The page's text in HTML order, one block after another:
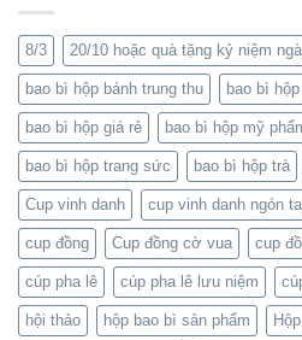
8/3 20/10 hoặc quà tặng kỷ niệm
bao bì hộp bánh trung thu bao bì
bao bì hộp giá rẻ bao bì hộp mỹ
bao bì hộp trang sức bao bì hộp trà
Cup vinh danh cup vinh danh ngón
cup đồng Cup đồng cờ vua cup
cúp pha lê cúp pha lê lưu niệm
hội thảo hộp bao bì sản phẩm